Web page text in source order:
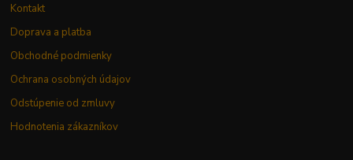
Kontakt
Doprava a platba
Obchodné podmienky
Ochrana osobných údajov
Odstúpenie od zmluvy
Hodnotenia zákazníkov